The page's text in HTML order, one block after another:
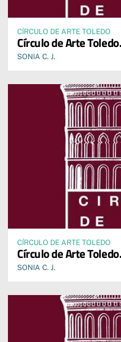
CÍRCULO DE ARTE TOLEDO
Círculo de Arte
SONIA C. J.
CÍRCULO DE ARTE TOLEDO
Círculo de Arte
SONIA C. J.